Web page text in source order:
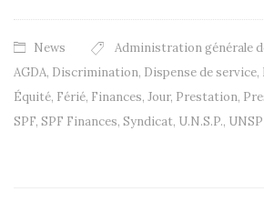
News Administration générale
AGDA, Discrimination, Dispense de service,
Équité, Férié, Finances, Jour, Prestation,
SPF, SPF Finances, Syndicat, U.N.S.P., UNSP